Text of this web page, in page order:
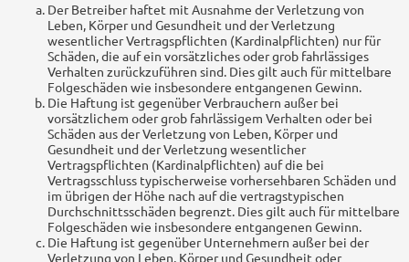
Der Betreiber haftet mit Ausnahme der Verletzung von
Leben, Körper und Gesundheit und der Verletzung
wesentlicher Vertragspflichten (Kardinalpflichten) nur für
Schäden, die auf ein vorsätzliches oder grob fahrlässiges
Verhalten zurückzuführen sind. Dies gilt auch für mittelbare
Folgeschäden wie insbesondere entgangenen Gewinn.
Die Haftung ist gegenüber Verbrauchern außer bei
vorsätzlichem oder grob fahrlässigem Verhalten oder bei
Schäden aus der Verletzung von Leben, Körper und
Gesundheit und der Verletzung wesentlicher
Vertragspflichten (Kardinalpflichten) auf die bei
Vertragsschluss typischerweise vorhersehbaren Schäden und
im übrigen der Höhe nach auf die vertragstypischen
Durchschnittsschäden begrenzt. Dies gilt auch für mittelbare
Folgeschäden wie insbesondere entgangenen Gewinn.
Die Haftung ist gegenüber Unternehmern außer bei der
Verletzung von Leben, Körper und Gesundheit oder